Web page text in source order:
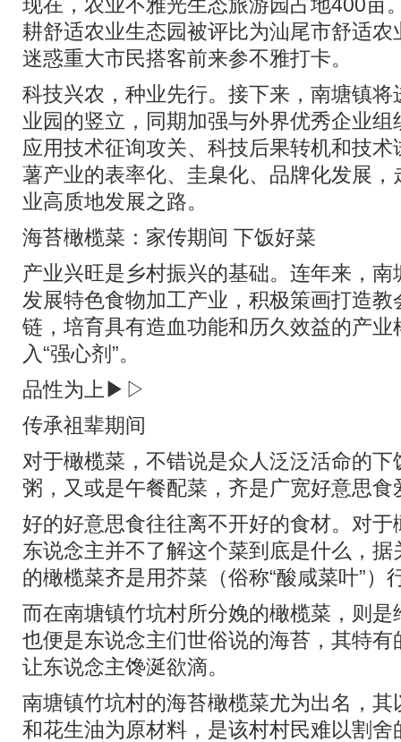
耕舒适农业生态园被评比为汕尾市舒适
迷惑重大市民搭客前来参不雅打卡。
科技兴农，种业先行。接下来，南塘镇
业园的竖立，同期加强与外界优秀企业
应用技术征询攻关、科技后果转机和技
薯产业的表率化、圭臬化、品牌化发展
业高质地发展之路。
海苔橄榄菜：家传期间 下饭好菜
产业兴旺是乡村振兴的基础。连年来，
发展特色食物加工产业，积极策画打造
链，培育具有造血功能和历久效益的产
入“强心剂”。
品性为上▶▷
传承祖辈期间
对于橄榄菜，不错说是众人泛泛活命的
粥，又或是午餐配菜，齐是广宽好意思食
好的好意思食往往离不开好的食材。对
东说念主并不了解这个菜到底是什么，
的橄榄菜齐是用芥菜（俗称“酸咸菜叶”）
而在南塘镇竹坑村所分娩的橄榄菜，则
也便是东说念主们世俗说的海苔，其特
让东说念主馋涎欲滴。
南塘镇竹坑村的海苔橄榄菜尤为出名，
和花生油为原材料，是该村村民难以割舍